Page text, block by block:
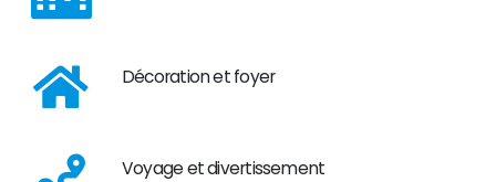
Décoration et foyer
Voyage et divertissement